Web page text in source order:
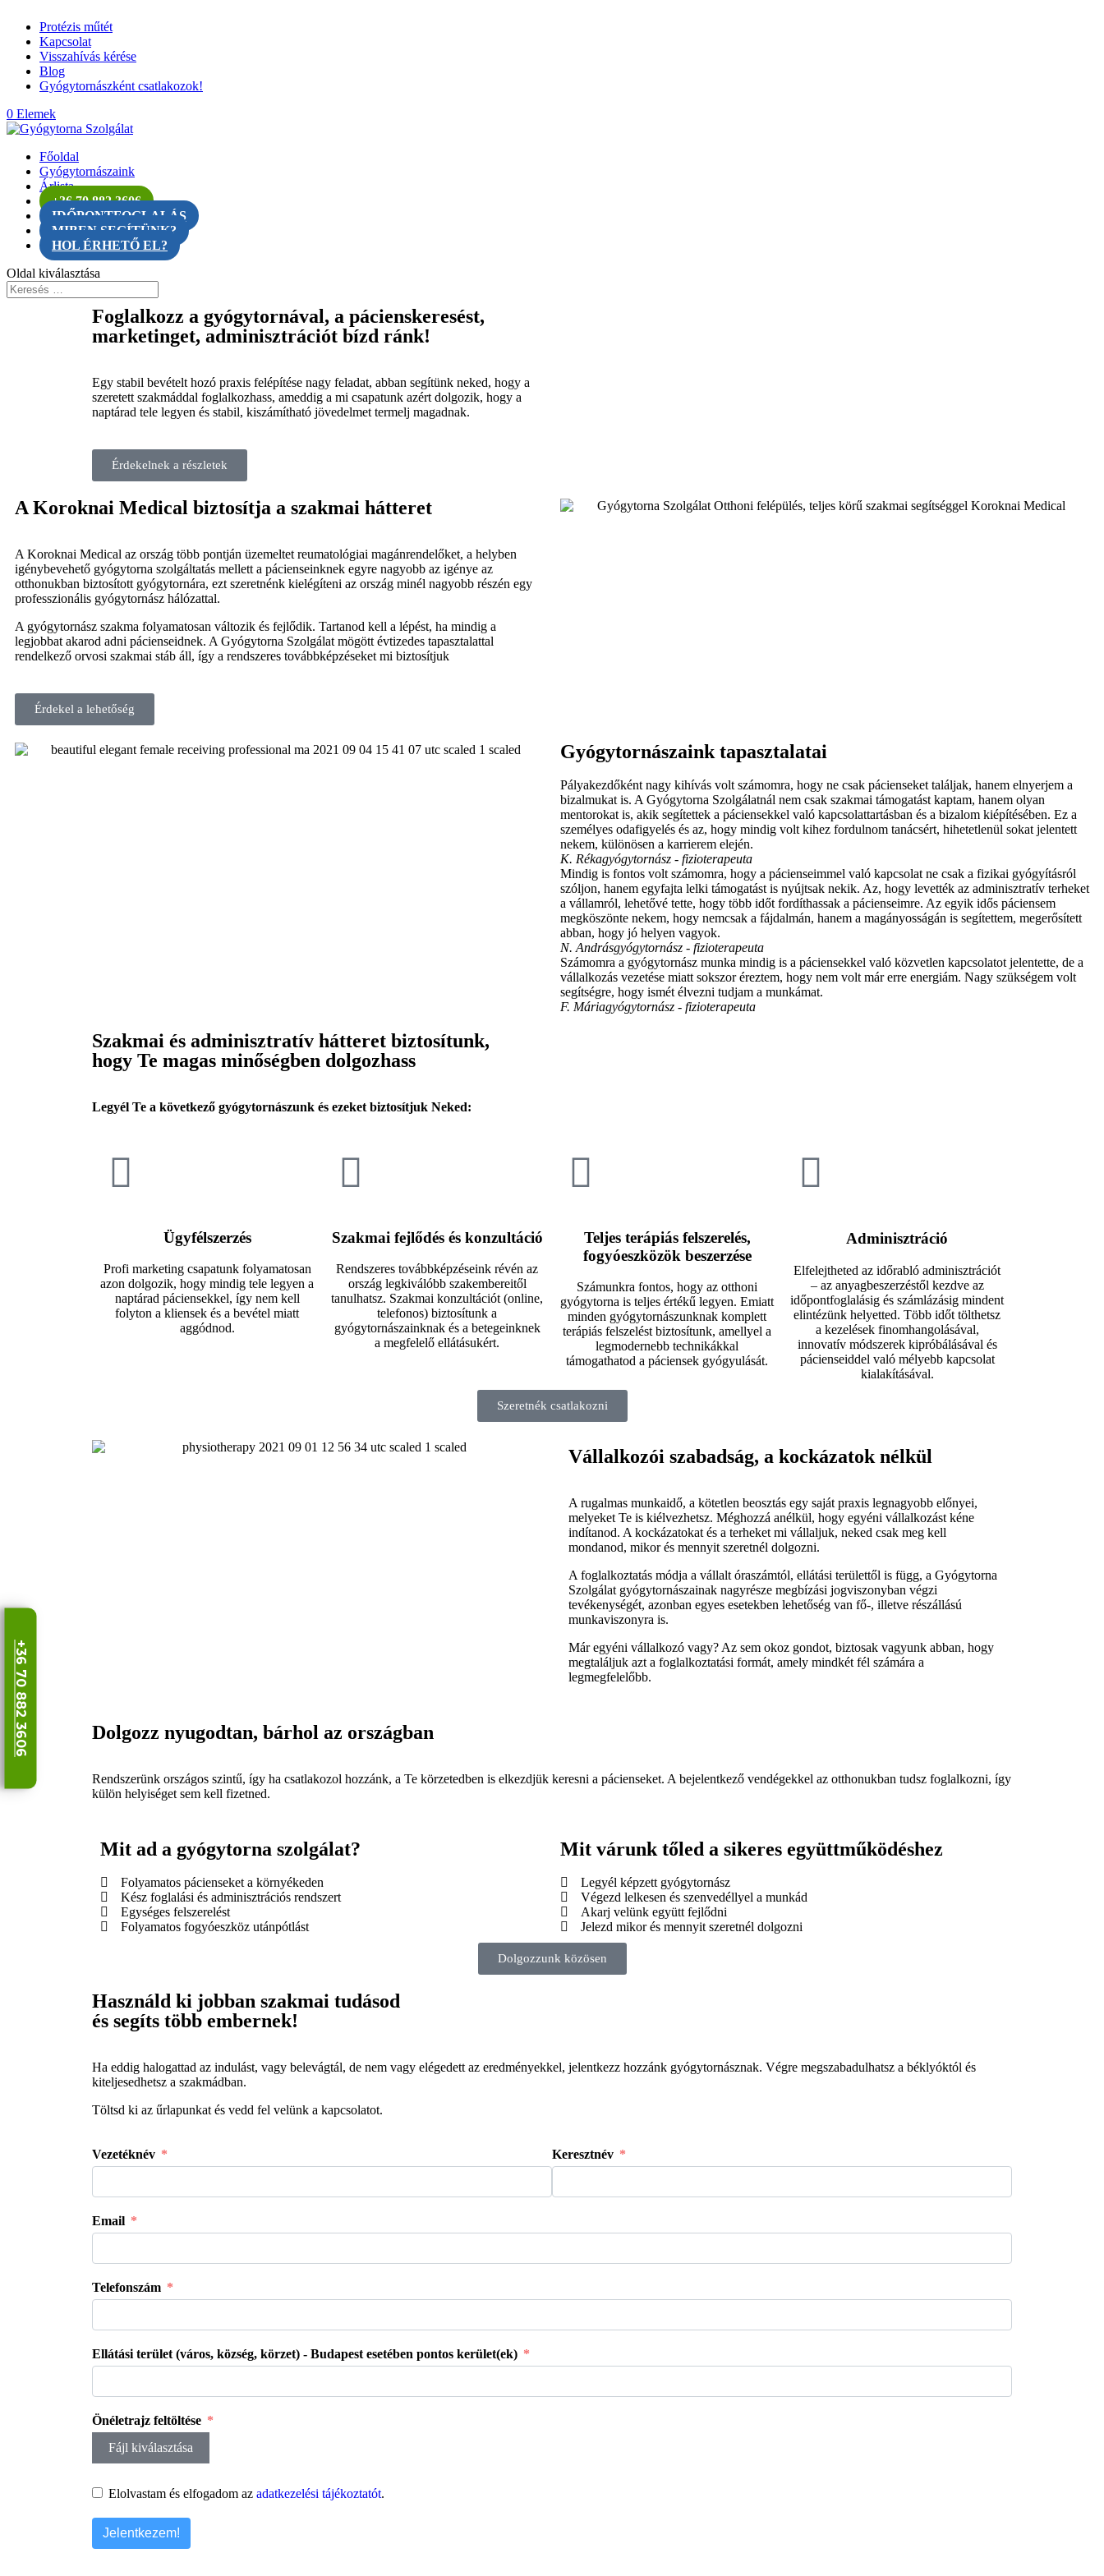
Protézis műtét
Kapcsolat
Visszahívás kérése
Blog
Gyógytornászként csatlakozok!
0 Elemek
Főoldal
Gyógytornászaink
Árlista
+36 70 882 3606
IDŐPONTFOGLALÁS
MIBEN SEGÍTÜNK?
HOL ÉRHETŐ EL?
Oldal kiválasztása
Foglalkozz a gyógytornával, a pácienskeresést,
marketinget, adminisztrációt bízd ránk!
Egy stabil bevételt hozó praxis felépítése nagy feladat, abban segítünk neked, hogy a
szeretett szakmáddal foglalkozhass, ameddig a mi csapatunk azért dolgozik, hogy a
naptárad tele legyen és stabil, kiszámítható jövedelmet termelj magadnak.
Érdekelnek a részletek
A Koroknai Medical biztosítja a szakmai hátteret
A Koroknai Medical az ország több pontján üzemeltet reumatológiai magánrendelőket, a helyben
igénybevehető gyógytorna szolgáltatás mellett a pácienseinknek egyre nagyobb az igénye az
otthonukban biztosított gyógytornára, ezt szeretnénk kielégíteni az ország minél nagyobb részén egy
professzionális gyógytornász hálózattal.
A gyógytornász szakma folyamatosan változik és fejlődik. Tartanod kell a lépést, ha mindig a
legjobbat akarod adni pácienseidnek. A Gyógytorna Szolgálat mögött évtizedes tapasztalattal
rendelkező orvosi szakmai stáb áll, így a rendszeres továbbképzéseket mi biztosítjuk
Érdekel a lehetőség
Gyógytornászaink tapasztalatai
Pályakezdőként nagy kihívás volt számomra, hogy ne csak pácienseket találjak, hanem elnyerjem a
bizalmukat is. A Gyógytorna Szolgálatnál nem csak szakmai támogatást kaptam, hanem olyan
mentorokat is, akik segítettek a páciensekkel való kapcsolattartásban és a bizalom kiépítésében. Ez a
személyes odafigyelés és az, hogy mindig volt kihez fordulnom tanácsért, hihetetlenül sokat jelentett
nekem, különösen a karrierem elején.
K. Rékagyógytornász - fizioterapeuta
Mindig is fontos volt számomra, hogy a pácienseimmel való kapcsolat ne csak a fizikai gyógyításról
szóljon, hanem egyfajta lelki támogatást is nyújtsak nekik. Az, hogy levették az adminisztratív terheket
a vállamról, lehetővé tette, hogy több időt fordíthassak a pácienseimre. Az egyik idős páciensem
megköszönte nekem, hogy nemcsak a fájdalmán, hanem a magányosságán is segítettem, megerősített
abban, hogy jó helyen vagyok.
N. Andrásgyógytornász - fizioterapeuta
Számomra a gyógytornász munka mindig is a páciensekkel való közvetlen kapcsolatot jelentette, de a
vállalkozás vezetése miatt sokszor éreztem, hogy nem volt már erre energiám. Nagy szükségem volt
segítségre, hogy ismét élvezni tudjam a munkámat.
F. Máriagyógytornász - fizioterapeuta
Szakmai és adminisztratív hátteret biztosítunk,
hogy Te magas minőségben dolgozhass
Legyél Te a következő gyógytornászunk és ezeket biztosítjuk Neked:
Ügyfélszerzés
Profi marketing csapatunk folyamatosan
azon dolgozik, hogy mindig tele legyen a
naptárad páciensekkel, így nem kell
folyton a kliensek és a bevétel miatt
aggódnod.
Szakmai fejlődés és konzultáció
Rendszeres továbbképzéseink révén az
ország legkiválóbb szakembereitől
tanulhatsz. Szakmai konzultációt (online,
telefonos) biztosítunk a
gyógytornászainknak és a betegeinknek
a megfelelő ellátásukért.
Teljes terápiás felszerelés,
fogyóeszközök beszerzése
Számunkra fontos, hogy az otthoni
gyógytorna is teljes értékű legyen. Emiatt
minden gyógytornászunknak komplett
terápiás felszelést biztosítunk, amellyel a
legmodernebb technikákkal
támogathatod a páciensek gyógyulását.
Adminisztráció
Elfelejtheted az időrabló adminisztrációt
– az anyagbeszerzéstől kezdve az
időpontfoglalásig és számlázásig mindent
elintézünk helyetted. Több időt tölthetsz
a kezelések finomhangolásával,
innovatív módszerek kipróbálásával és
pácienseiddel való mélyebb kapcsolat
kialakításával.​
Szeretnék csatlakozni
Vállalkozói szabadság, a kockázatok nélkül
A rugalmas munkaidő, a kötetlen beosztás egy saját praxis legnagyobb előnyei,
melyeket Te is kiélvezhetsz. Méghozzá anélkül, hogy egyéni vállalkozást kéne
indítanod. A kockázatokat és a terheket mi vállaljuk, neked csak meg kell
mondanod, mikor és mennyit szeretnél dolgozni.
A foglalkoztatás módja a vállalt óraszámtól, ellátási területtől is függ, a Gyógytorna
Szolgálat gyógytornászainak nagyrésze megbízási jogviszonyban végzi
tevékenységét, azonban egyes esetekben lehetőség van fő-, illetve részállású
munkaviszonyra is.
Már egyéni vállalkozó vagy? Az sem okoz gondot, biztosak vagyunk abban, hogy
megtaláljuk azt a foglalkoztatási formát, amely mindkét fél számára a
legmegfelelőbb.
Dolgozz nyugodtan, bárhol az országban
Rendszerünk országos szintű, így ha csatlakozol hozzánk, a Te körzetedben is elkezdjük keresni a pácienseket. A bejelentkező vendégekkel az otthonukban tudsz foglalkozni, így
külön helyiséget sem kell fizetned.
Mit ad a gyógytorna szolgálat?
Folyamatos pácienseket a környékeden
Kész foglalási és adminisztrációs rendszert
Egységes felszerelést
Folyamatos fogyóeszköz utánpótlást
Mit várunk tőled a sikeres együttműködéshez
Legyél képzett gyógytornász
Végezd lelkesen és szenvedéllyel a munkád
Akarj velünk együtt fejlődni
Jelezd mikor és mennyit szeretnél dolgozni
Dolgozzunk közösen
Használd ki jobban szakmai tudásod
és segíts több embernek!
Ha eddig halogattad az indulást, vagy belevágtál, de nem vagy elégedett az eredményekkel, jelentkezz hozzánk gyógytornásznak. Végre megszabadulhatsz a béklyóktól és
kiteljesedhetsz a szakmádban.
Töltsd ki az űrlapunkat és vedd fel velünk a kapcsolatot.
Vezetéknév Keresztnév
Email
Telefonszám
Ellátási terület (város, község, körzet) - Budapest esetében pontos kerület(ek)
Önéletrajz feltöltése
Fájl kiválasztása
Elolvastam és elfogadom az adatkezelési tájékoztatót.
Jelentkezem!
+36 70 882 3606